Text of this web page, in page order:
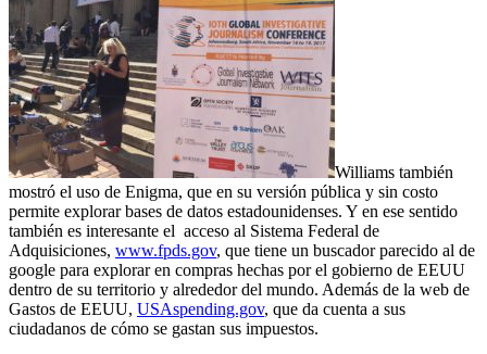
Williams también
mostró el uso de Enigma, que en su versión pública y sin costo
permite explorar bases de datos estadounidenses. Y en ese sentido
también es interesante el acceso al Sistema Federal de
Adquisiciones, www.fpds.gov, que tiene un buscador parecido al de
google para explorar en compras hechas por el gobierno de EEUU
dentro de su territorio y alrededor del mundo. Además de la web de
Gastos de EEUU, USAspending.gov, que da cuenta a sus
ciudadanos de cómo se gastan sus impuestos.